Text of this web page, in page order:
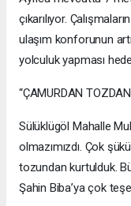
çıkarılıyor.
ulaşım konforunun
yolculuk yapması
“ÇAMURDAN
Sülüklügöl Mahalle
olmazımızdı. Çok
tozundan kurtulduk.
Şahin Biba’ya çok